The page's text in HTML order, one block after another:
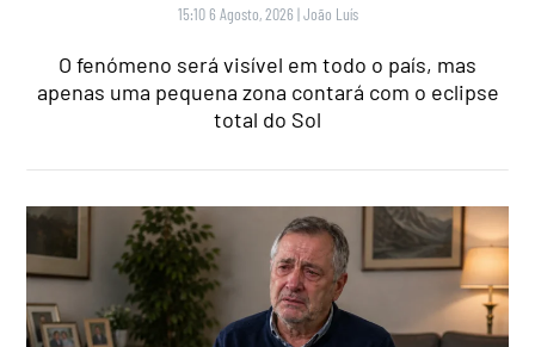
15:10 6 Agosto, 2026 |João Luís
O fenómeno será visível em todo o país, mas
apenas uma pequena zona contará com o eclipse
total do Sol